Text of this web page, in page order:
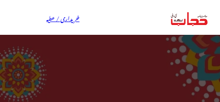
خریداری / عطیہ